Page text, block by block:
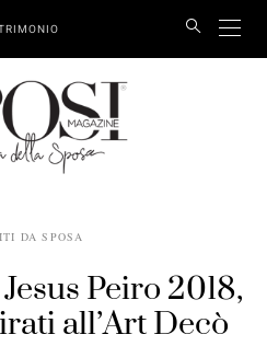
DA SPOSA
Peiro 2018,
all’Art Decò